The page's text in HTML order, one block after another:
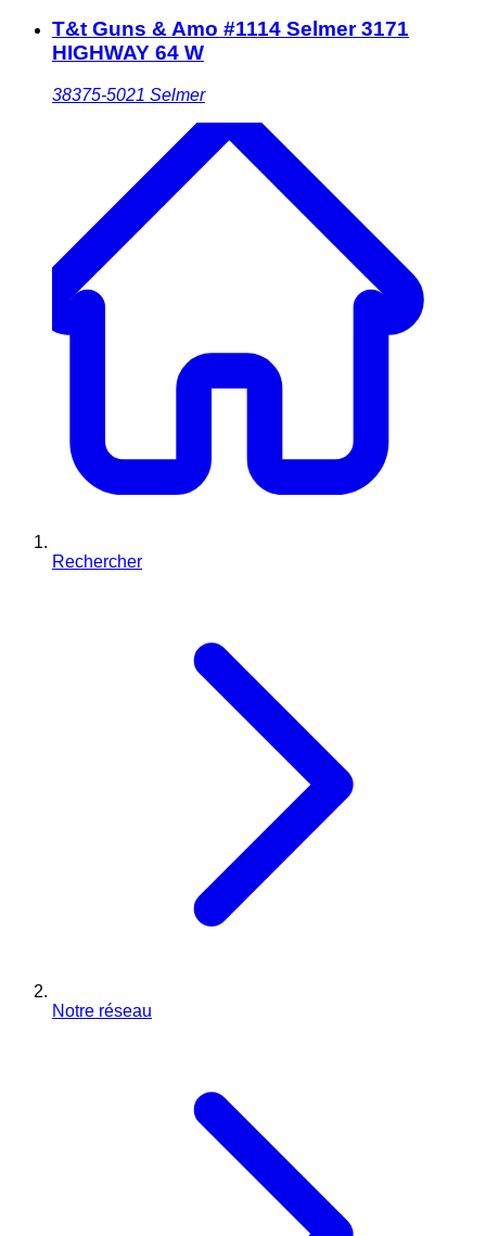
T&t Guns & Amo #1114 Selmer 3171
HIGHWAY 64 W
38375-5021 Selmer
Rechercher
Notre réseau